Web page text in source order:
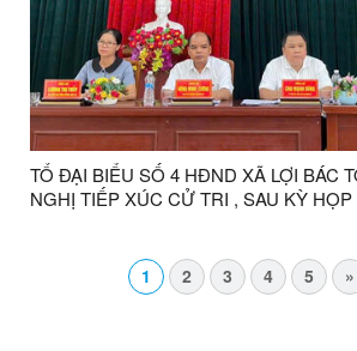
TỔ ĐẠI BIỂU SỐ 4 HĐND XÃ LỢI BÁC TỔ CHỨC HỘI
NGHỊ TIẾP XÚC CỬ TRI , SAU KỲ
1 2 3 4 5 »